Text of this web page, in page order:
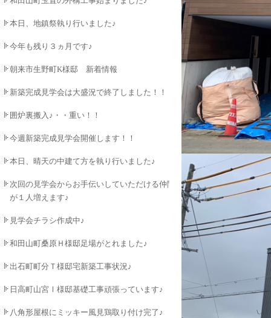
本日、地鎮祭執り行いました♪
今年も残り３ヵ月です♪
朝来市生野町K様邸 新着情報
新築完成見学会は大盛況で終了しました！！
囲炉裏搬入♪・・重い！！
今週新築完成見学会開催します！！
本日、晴天の中建て方を執り行いました♪
次回の見学会からお手伝いしていただける仲間
が１人増えます♪
見学会チラシ作成中♪
和田山町桑原Ｈ様邸足場がとれました♪
出石町町分Ｔ様邸宅新築工事状況♪
日高町山宮Ⅰ様邸基礎工事頑張っています♪
八角形屋根にミッキー風見鶏取り付け完了♪